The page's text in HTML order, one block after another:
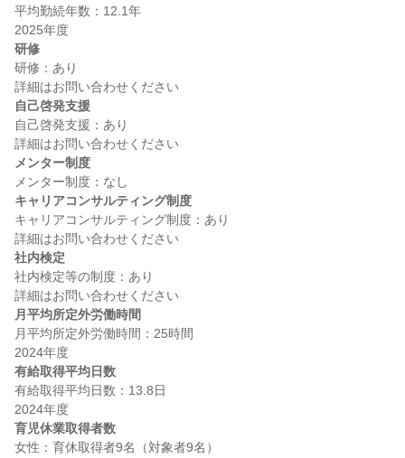
平均勤続年数：12.1年
研修
研修：あり
自己啓発支援
自己啓発支援：あり
メンター制度
キャリアコンサルティング制度
キャリアコンサルティング制度：あり
社内検定
社内検定等の制度：あり
月平均所定外労働時間
月平均所定外労働時間：25時間
有給取得平均日数
有給取得平均日数：13.8日
育児休業取得者数
女性：育休取得者9名（対象者9名）